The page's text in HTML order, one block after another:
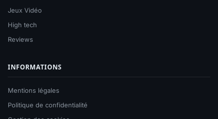
Jeux Vidéo
High tech
Reviews
INFORMATIONS
Mentions légales
Politique de confidentialité